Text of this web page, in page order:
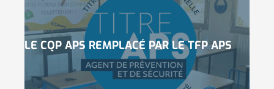
LE CQP APS REMPLACÉ PAR LE TFP APS